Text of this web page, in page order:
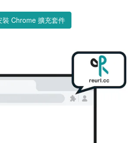
裝 Chrome 擴充套件